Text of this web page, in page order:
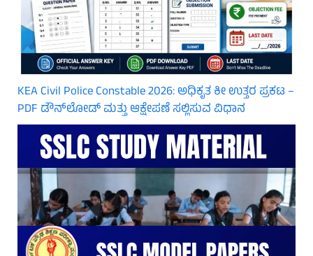
KEA Civil Police Constable 2026: ಅಧಿಕೃತ ಕೀ ಉತ್ತರ ಪ್ರಕಟ –
PDF ಡೌನ್‌ಲೋಡ್ ಮತ್ತು ಆಕ್ಷೇಪಣೆ ಸಲ್ಲಿಸುವ ವಿಧಾನ